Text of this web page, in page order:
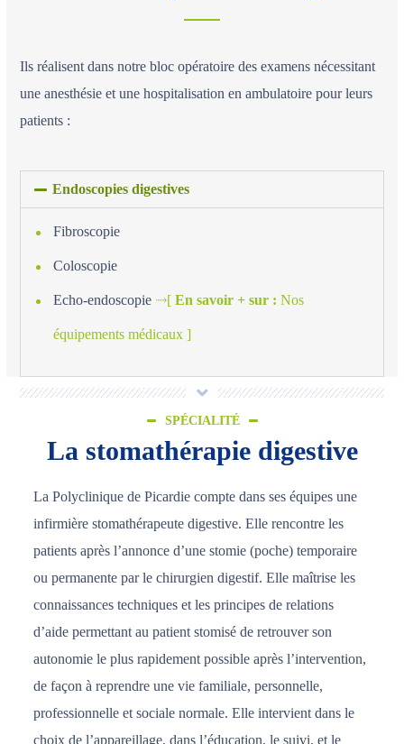
Ils réalisent dans notre bloc opératoire des examens nécessitant
une anesthésie et une hospitalisation en ambulatoire pour leurs
patients :
Endoscopies digestives
Fibroscopie
Coloscopie
Echo-endoscopie ⤑[En savoir + sur : Nos
équipements médicaux ]
SPÉCIALITÉ
La stomathérapie digestive
La Polyclinique de Picardie compte dans ses équipes une
infirmière stomathérapeute digestive. Elle rencontre les
patients après l’annonce d’une stomie (poche) temporaire
ou permanente par le chirurgien digestif. Elle maîtrise les
connaissances techniques et les principes de relations
d’aide permettant au patient stomisé de retrouver son
autonomie le plus rapidement possible après l’intervention,
de façon à reprendre une vie familiale, personnelle,
professionnelle et sociale normale. Elle intervient dans le
choix de l’appareillage, dans l’éducation, le suivi, et le